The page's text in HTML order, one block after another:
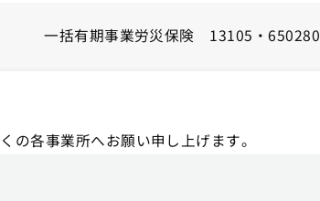
一括有期事業労災保険 13105・650280
各事業所へお願い申し上げます。